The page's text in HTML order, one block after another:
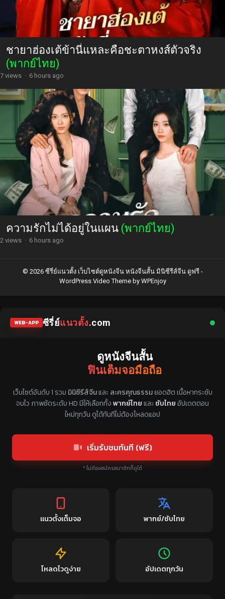
ชายาฮ่องเต้ข้านี่แหละคือชะตาหงส์ตัวจริง
(พากย์ไทย)
7 views · 6 hours ago
ความรักไม่ได้อยู่ในแผน (พากย์ไทย)
2 views · 6 hours ago
© 2026 ซีรี่ย์แนวตั้ง เว็บไซต์ดูหนังจีน หนังจีนสั้น มินิซีรีส์จีน ดูฟรี -
WordPress Video Themeby WPEnjoy
WEB-APP ซีรี่ย์แนวตั้ง.com
ดูหนังจีนสั้น
ฟินเต็มจอมือถือ
เว็บไซต์อันดับ 1 รวม มินิซีรีส์จีนและ ละครคุณธรรมยอดฮิต เนื้อหากระชับ
จบไว ภาพชัดระดับ HD มีให้เลือกทั้งพากย์ไทยและ ซับไทยอัปเดตตอน
ใหม่ทุกวัน ดูได้ทันทีไม่ต้องโหลดแอป
เริ่มรับชมทันที (ฟรี)
* ไม่ต้องสมัครสมาชิกก็ดูได้
แนวตั้งเต็มจอ พากย์/ซับไทย
โหลดไวดูง่าย อัปเดตทุกวัน